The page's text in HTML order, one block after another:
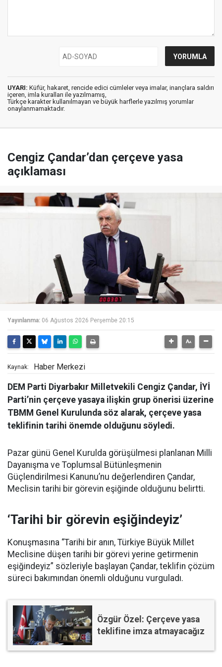
UYARI: Küfür, hakaret, rencide edici cümleler veya imalar, inançlara saldırı
içeren, imla kuralları ile yazılmamış,
Türkçe karakter kullanılmayan ve büyük harflerle yazılmış yorumlar
onaylanmamaktadır.
Cengiz Çandar’dan çerçeve yasa
açıklaması
Yayınlanma: 06 Ağustos 2026 Perşembe 20:15
Kaynak: Haber Merkezi
DEM Parti Diyarbakır Milletvekili Cengiz Çandar, İYİ
Parti’nin çerçeve yasaya ilişkin grup önerisi üzerine
TBMM Genel Kurulunda söz alarak, çerçeve yasa
teklifinin tarihi önemde olduğunu söyledi.
Pazar günü Genel Kurulda görüşülmesi planlanan Milli
Dayanışma ve Toplumsal Bütünleşmenin
Güçlendirilmesi Kanunu’nu değerlendiren Çandar,
Meclisin tarihi bir görevin eşiğinde olduğunu belirtti.
‘Tarihi bir görevin eşiğindeyiz’
Konuşmasına “Tarihi bir anın, Türkiye Büyük Millet
Meclisine düşen tarihi bir görevi yerine getirmenin
eşiğindeyiz” sözleriyle başlayan Çandar, teklifin çözüm
süreci bakımından önemli olduğunu vurguladı.
Özgür Özel: Çerçeve yasa
teklifine imza atmayacağız